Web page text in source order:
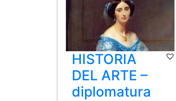
HISTORIA
DEL ARTE –
diplomatura